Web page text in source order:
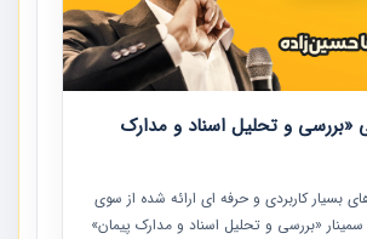
«بررسی و تحلیل اسناد و مدارک
بسیار کاربردی و حرفه‏ ای ارائه شده از سوی
سمینار «بررسی و تحلیل اسناد و مدارک پیمان»